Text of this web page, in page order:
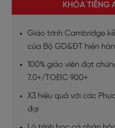
KHÓA TIẾNG
Giáo trình Cambridge
của Bộ GD&ĐT hiện
100% giáo viên đạt
7.0+/TOEIC 900+
X3 hiệu quả với các
đại